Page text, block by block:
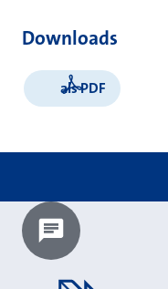
Downloads
als PDF
Chatbot laden?